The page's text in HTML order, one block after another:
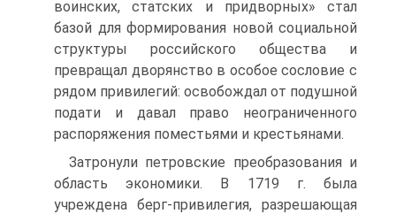
воинских, статских и придворных» стал
базой для формирования но­вой социальной
структуры российского общества и
превращал дворянство в особое сословие с
рядом привилегий: освобождал от подушной
подати и давал право неограниченного
распоряжения поместьями и крестьянами.
Затронули петровские преобразования и
область экономики. В 1719 г. была
учреждена берг-привилегия, разрешающая